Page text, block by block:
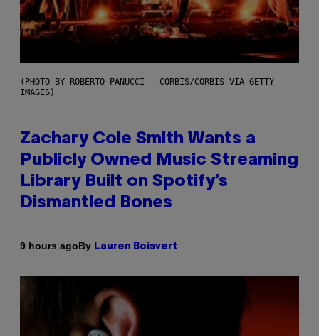
(PHOTO BY ROBERTO PANUCCI – CORBIS/CORBIS VIA GETTY
IMAGES)
Zachary Cole Smith Wants a
Publicly Owned Music Streaming
Library Built on Spotify’s
Dismantled Bones
9 hours agoBy Lauren Boisvert